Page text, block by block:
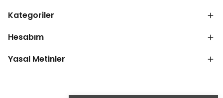
Kategoriler
Hesabım
Yasal Metinler